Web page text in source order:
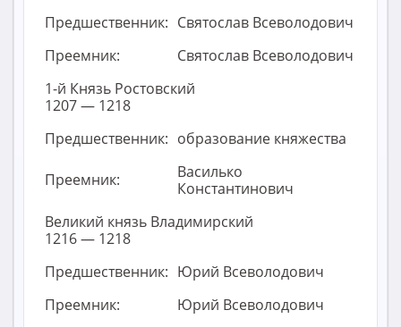
Предшественник: Святослав Всеволодович
Преемник:
Святослав Всеволодович
1-й Князь Ростовский
1207 — 1218
Предшественник: образование княжества
Преемник:
Василько
Константинович
Великий князь Владимирский
1216 — 1218
Предшественник: Юрий Всеволодович
Преемник:
Юрий Всеволодович